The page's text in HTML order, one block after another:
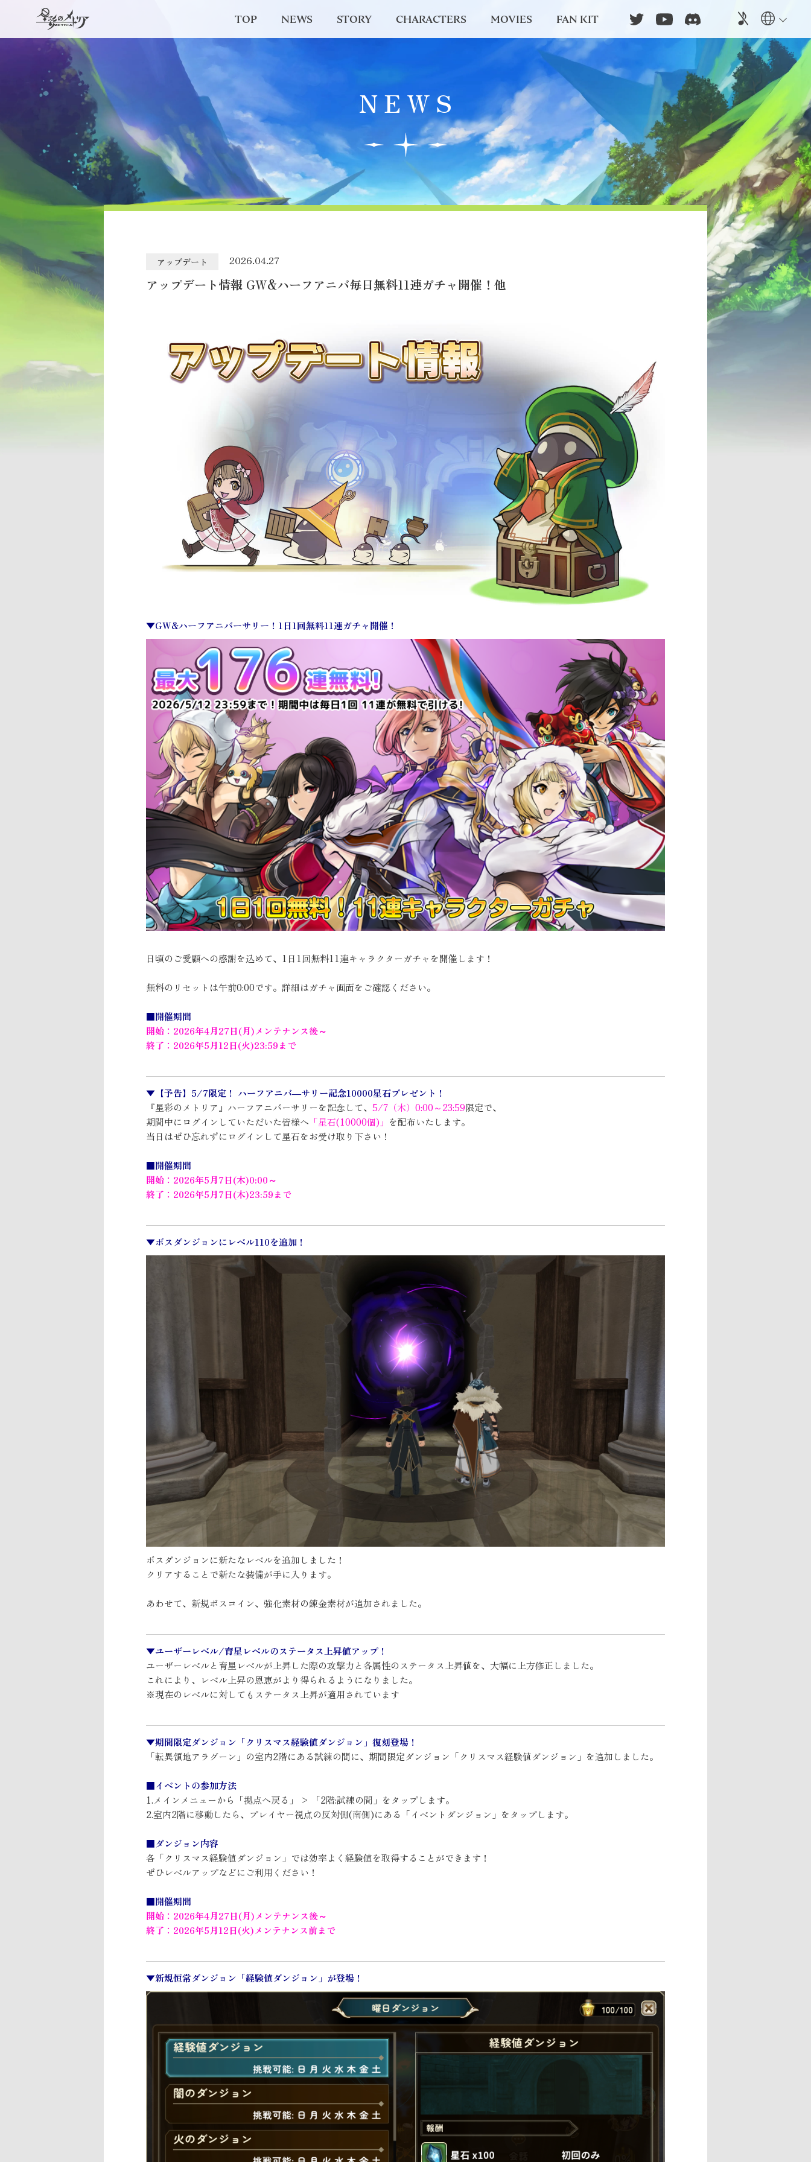
TOP NEWS STORY CHARACTERS MOVIES FAN KIT
NEWS
アップデート 2026.04.27
アップデート情報 GW&ハーフアニバ毎日無料11連ガチャ開催！他
▼GW&ハーフアニバーサリー！1日1回無料11連ガチャ開催！
日頃のご愛顧への感謝を込めて、1日1回無料11連キャラクターガチャを開催します！
無料のリセットは午前0:00です。詳細はガチャ画面をご確認ください。
■開催期間
開始：2026年4月27日(月)メンテナンス後～
終了：2026年5月12日(火)23:59まで
▼【予告】5/7限定！ ハーフアニバ―サリー記念10000星石プレゼント！
『星彩のメトリア』ハーフアニバーサリーを記念して、 5/7（木）0:00～23:59限定で、
期間中にログインしていただいた皆様へ 「星石(10000個)」 を配布いたします。
当日はぜひ忘れずにログインして星石をお受け取り下さい！
■開催期間
開始：2026年5月7日(木)0:00～
終了：2026年5月7日(木)23:59まで
▼ボスダンジョンにレベル110を追加！
ボスダンジョンに新たなレベルを追加しました！
クリアすることで新たな装備が手に入ります。
あわせて、新規ボスコイン、強化素材の錬金素材が追加されました。
▼ユーザーレベル/育星レベルのステータス上昇値アップ！
ユーザーレベルと育星レベルが上昇した際の攻撃力と各属性のステータス上昇値を、大幅に上方修正しました。
これにより、レベル上昇の恩恵がより得られるようになりました。
※現在のレベルに対してもステータス上昇が適用されています
▼期間限定ダンジョン「クリスマス経験値ダンジョン」復刻登場！
「転異領地アラグーン」の室内2階にある試練の間に、期間限定ダンジョン「クリスマス経験値ダンジョン」を追加しました。
■イベントの参加方法
1.メインメニューから「拠点へ戻る」 > 「2階:試練の間」をタップします。
2.室内2階に移動したら、プレイヤー視点の反対側(南側)にある「イベントダンジョン」をタップします。
■ダンジョン内容
各「クリスマス経験値ダンジョン」では効率よく経験値を取得することができます！
ぜひレベルアップなどにご利用ください！
■開催期間
開始：2026年4月27日(月)メンテナンス後～
終了：2026年5月12日(火)メンテナンス前まで
▼新規恒常ダンジョン「経験値ダンジョン」が登場！